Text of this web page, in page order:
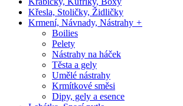
Křesla, Stoličky, Židličky
Krmení, Návnady, Nástrahy +
Boilies
Pelety
Nástrahy na háček
Těsta a gely
Umělé nástrahy
Krmítkové směsi
Dipy, gely a esence